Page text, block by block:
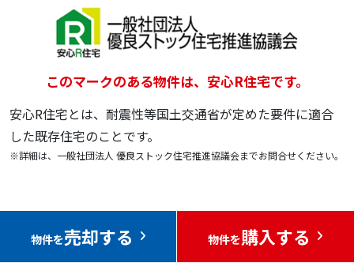
このマークのある物件は、安心R住宅です。
安心R住宅とは、耐震性等国土交通省が定めた要件に適合
した既存住宅のことです。
※詳細は、一般社団法人 優良ストック住宅推進協議会までお問合せください。
物件を売却する 物件を購入する